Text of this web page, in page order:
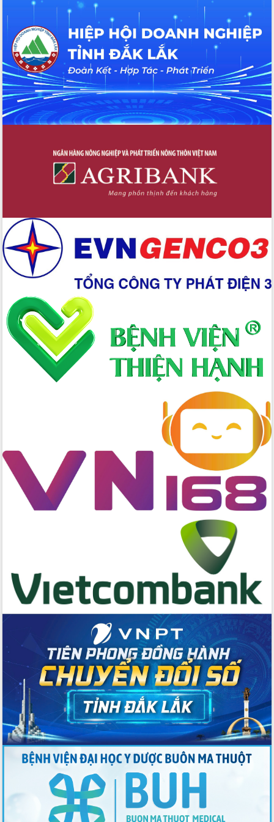
du khách thông qua Hệ thống cơ sở dữ
Tập huấn ứng dụng trí tuệ nhân tạo (AI)
trong thương mại điện tử năm 2026
Đoàn đại biểu Quốc hội tỉnh Đắk Lắk
trao đổi thông tin trước Kỳ họp thứ
nhất, Quốc hội khóa XVI
Quyết liệt cải cách hành chính, khơi
thông nguồn lực phát triển
Xã Ea Phê gắn cải cách hành chính với
Phó Chủ tịch Thường trực UBND tỉnh
Hồ Thị Nguyên Thảo làm việc tại Trung
Phê
Xây dựng nền hành chính số đồng
hành cùng nông dân dân, doanh nghiệp
Giai đoạn 2026-2030, Đắk Lắk phấn
đấu có 77% xã đạt chuẩn nông thôn
Chuyển đổi số 'mở đường' cho nông
nghiệp Đắk Lắk tăng trưởng bứt phá
Triển khai đồng bộ đo đạc, lập hồ sơ
địa chính, hoàn thiện cơ sở dữ liệu đất
Ứng dụng sinh trắc học - Bước tiến
trong hành trình chuyển đổi số tại Đắk
nghệ, hướng tới phát triển thủy sản
bền vững
Tập huấn nâng cao năng lực triển khai
chuyển đổi số cho cán bộ, công chức
cấp xã
tâm đạt được mục tiêu tăng trưởng
hai con số trong năm 2026
Tổ chức trang trọng Lễ hội Đền thờ
Phó Bí thư Tỉnh ủy Đắk Lắk Đỗ Hữu
Huy giữ chức Bí thư Đảng ủy Ủy Ban
Nhân dân tỉnh
Bệnh án điện tử thúc đẩy chuyển đổi
số y tế tại Đắk Lắk
Chuyển đổi số thư viện: Mở rộng
không gian tri thức trong thời đại số
Đánh giá, rút kinh nghiệm công tác tổ
chức diễn tập trước ngày bầu cử
Chương trình “Gặp gỡ hữu nghị –
Friendship Meeting New Year 2026”
Bầu cử Quốc hội và HĐND: Cử tri Đắk
Lắk gửi gắm niềm tin, kỳ vọng vào lá
phiếu
Đắk Lắk sẵn sàng các điều kiện cho